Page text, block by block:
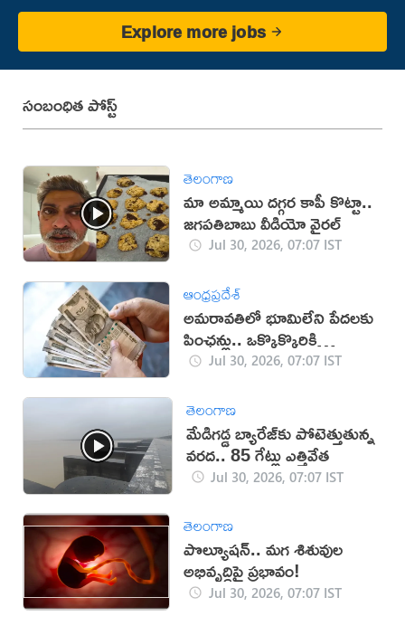
Explore more jobs
సంబంధిత పోస్ట్
తెలంగాణ
మా అమ్మాయి దగ్గర కాపీ కొట్టా..
జగపతిబాబు వీడియో వైరల్‌
Jul 30, 2026, 07:07 IST
ఆంధ్రప్రదేశ్
అమరావతిలో భూమిలేని పేదలకు
పింఛన్లు.. ఒక్కొక్కొరికి
రూ.5వేలు
Jul 30, 2026, 07:07 IST
తెలంగాణ
మేడిగడ్డ బ్యారేజ్‌కు పోటెత్తుతున్న
వరద.. 85 గేట్లు ఎత్తివేత
Jul 30, 2026, 07:07 IST
తెలంగాణ
పొల్యూషన్.. మగ శిశువుల
అభివృద్ధిపై ప్రభావం!
Jul 30, 2026, 07:07 IST